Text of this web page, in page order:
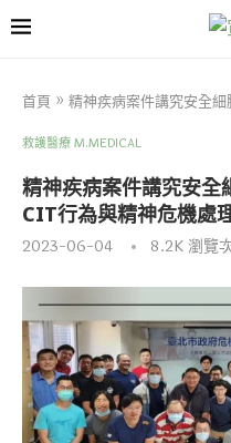
首頁 » 精神疾病案件講究安全
救護醫療 M.MEDICAL
精神疾病案件講究安全
CIT行為與精神危機處
2023-06-04 8.2K瀏覽